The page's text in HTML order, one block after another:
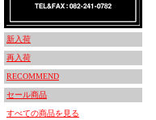
新入荷
再入荷
RECOMMEND
セール商品
すべての商品を見る